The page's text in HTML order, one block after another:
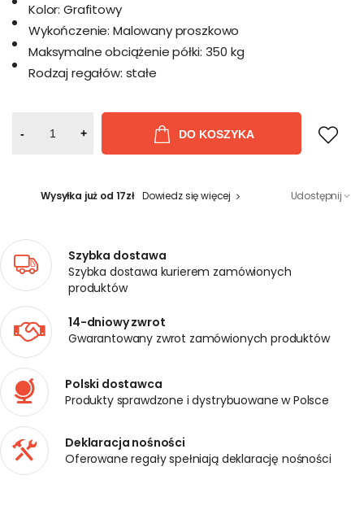
Kolor: Grafitowy
Wykończenie: Malowany proszkowo
Maksymalne obciążenie półki: 350 kg
Rodzaj regałów: stałe
- + DO KOSZYKA
Wysyłka już od 17zł Dowiedz się więcej Udostępnij
Szybka dostawa
Szybka dostawa kurierem zamówionych
produktów
14-dniowy zwrot
Gwarantowany zwrot zamówionych produktów
Polski dostawca
Produkty sprawdzone i dystrybuowane w Polsce
Deklaracja nośności
Oferowane regały spełniają deklarację nośności